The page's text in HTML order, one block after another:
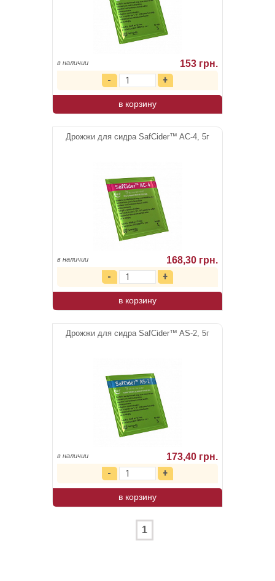
в наличии 153 грн.
в корзину
Дрожжи для сидра SafCider™ AC-4, 5г
в наличии 168,30 грн.
в корзину
Дрожжи для сидра SafCider™ AS-2, 5г
в наличии 173,40 грн.
в корзину
1